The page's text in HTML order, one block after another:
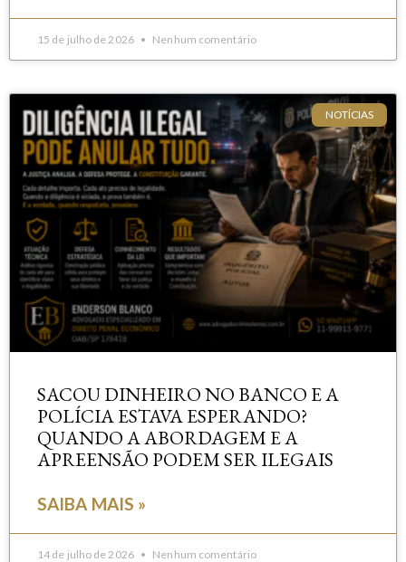
15 de julho de 2026 Nenhum comentário
NOTÍCIAS
SACOU DINHEIRO NO BANCO E A
POLÍCIA ESTAVA ESPERANDO?
QUANDO A ABORDAGEM E A
APREENSÃO PODEM SER ILEGAIS
SAIBA MAIS »
14 de julho de 2026 Nenhum comentário